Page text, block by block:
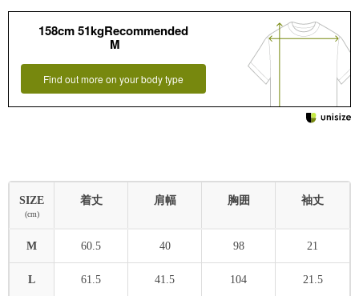
158cm 51kgRecommended
M
Find out more on your body type
SIZE
(cm)
着丈 肩幅 胸囲 袖丈
M 60.5 40 98 21
L 61.5 41.5 104 21.5